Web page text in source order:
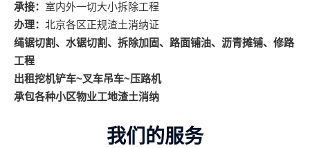
承接： 室内外一切大小拆除工程
办理： 北京各区正规渣土消纳证
绳锯切割、水锯切割、拆除加固、路面铺油、沥青摊铺、修路
工程
出租挖机铲车~叉车吊车~压路机
承包各种小区物业工地渣土消纳
我们的服务